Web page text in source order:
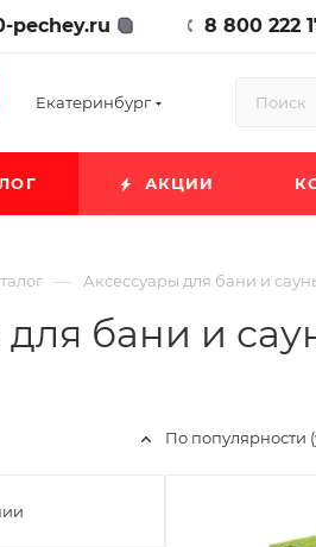
pechey.ru 8 800 222
Екатеринбург
АКЦИИ
— Аксессуары для бани и
бани и
По популярности